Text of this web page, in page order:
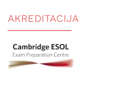
AKREDITACIJA